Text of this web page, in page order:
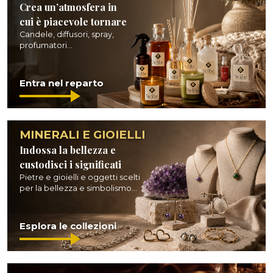
Crea un’atmosfera in
cui è piacevole tornare
Candele, diffusori, spray,
profumatori...
Entra nel reparto
MINERALI E GIOIELLI
Indossa la bellezza e
custodisci i significati
Pietre e gioielli e oggetti scelti
per la bellezza e simbolismo...
Esplora le collezioni